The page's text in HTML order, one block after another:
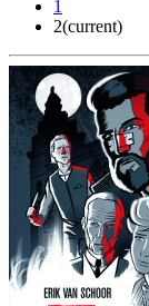
1
2(current)